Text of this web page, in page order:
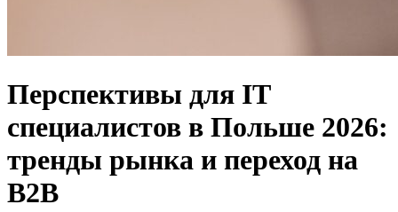
Перспективы для IT
специалистов в Польше 2026:
тренды рынка и переход на
B2B